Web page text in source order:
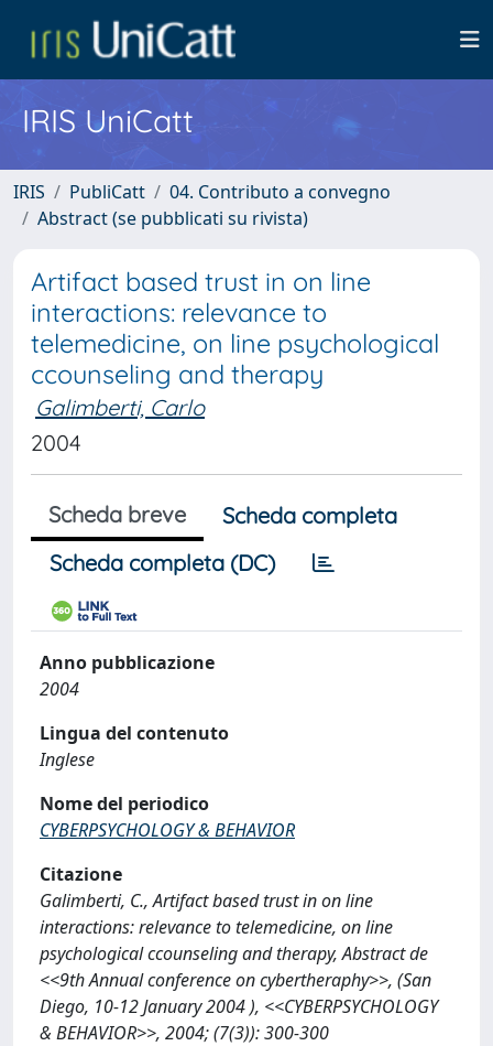
IRIS UniCatt
IRIS PubliCatt
04. Contributo a convegno
Abstract (se pubblicati su rivista)
Artifact based trust in on line
interactions: relevance to
telemedicine, on line psychological
ccounseling and therapy
Galimberti, Carlo
2004
Scheda breve
Scheda completa
Scheda completa (DC)
Anno pubblicazione
2004
Lingua del contenuto
Inglese
Nome del periodico
CYBERPSYCHOLOGY & BEHAVIOR
Citazione
Galimberti, C., Artifact based trust in on line
interactions: relevance to telemedicine, on line
psychological ccounseling and therapy, Abstract de
<<9th Annual conference on cybertheraphy>>, (San
Diego, 10-12 January 2004 ), <<CYBERPSYCHOLOGY
& BEHAVIOR>>, 2004; (7(3)): 300-300